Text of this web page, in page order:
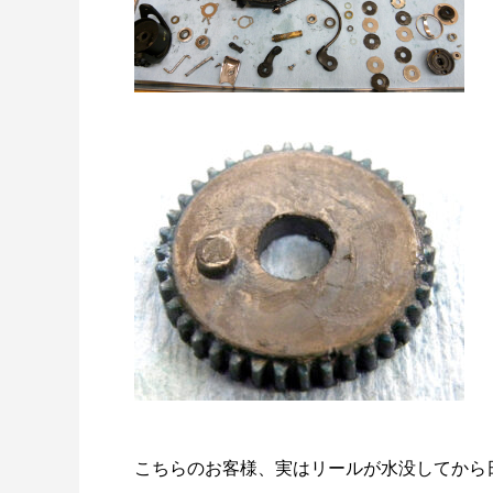
リールオーバーホール「マスタープログラ
2023.03.21
Selffish
（第22回
2023.02.06
こちらのお客様、実はリールが水没してから